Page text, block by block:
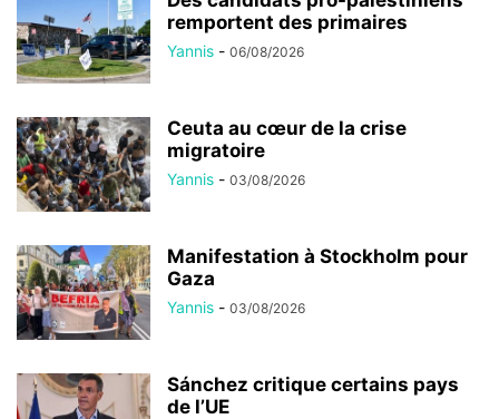
remportent des primaires
Yannis - 06/08/2026
Ceuta au cœur de la crise
migratoire
Yannis - 03/08/2026
Manifestation à Stockholm pour
Gaza
Yannis - 03/08/2026
Sánchez critique certains pays
de l’UE